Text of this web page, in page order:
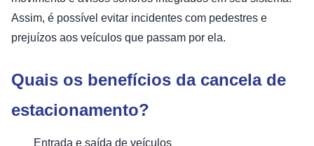
Assim, é possível evitar incidentes com pedestres e
prejuízos aos veículos que passam por ela.
Quais os benefícios da cancela de
estacionamento?
Entrada e saída de veículos